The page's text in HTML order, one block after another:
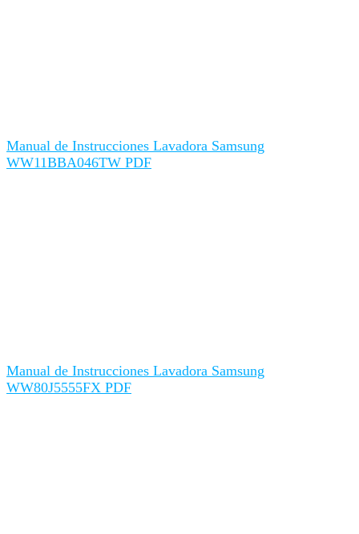
Manual de Instrucciones Lavadora Samsung
WW11BBA046TW PDF
Manual de Instrucciones Lavadora Samsung
WW80J5555FX PDF